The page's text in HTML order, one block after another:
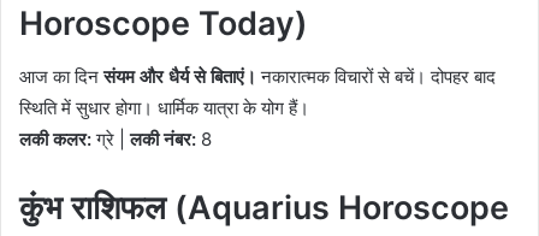
Horoscope Today)
आज का दिनसंयम और धैर्य से बिताएं। नकारात्मक विचारों से बचें। दोपहर बाद
स्थिति में सुधार होगा। धार्मिक यात्रा के योग हैं।
लकी कलर:ग्रे |लकी नंबर: 8
कुंभ राशिफल (Aquarius Horoscope